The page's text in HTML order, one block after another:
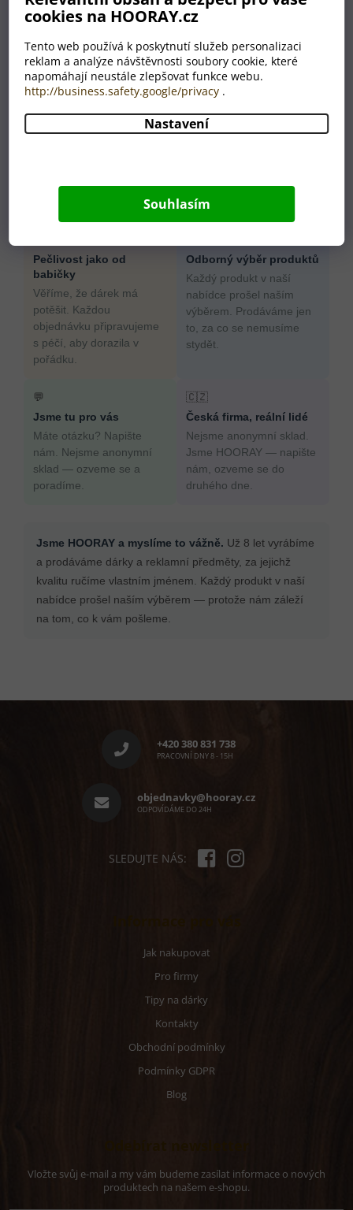
cookies na HOORAY.cz
Tento web používá k poskytnutí služeb personalizaci
reklam a analýze návštěvnosti soubory cookie, které
napomáhají neustále zlepšovat funkce webu.
http://business.safety.google/privacy .
Nastavení
Souhlasím
Materiály
Recyklovaná bavlna,
Rozměr
650×900 mm
Materiál 1 váha
180 g/m2
Hmotnost
110 g
Barva
přírodní
Země původu
CN
Proč nakoupit u HOORAY?
Pečlivost jako od
babičky
Věříme, že dárek má
potěšit. Každou
objednávku připravujeme
s péčí, aby dorazila v
pořádku.
Odborný výběr produktů
Každý produkt v naší
nabídce prošel naším
výběrem. Prodáváme jen
to, za co se nemusíme
stydět.
💬
Jsme tu pro vás
Máte otázku? Napište
nám. Nejsme anonymní
sklad — ozveme se a
poradíme.
🇨🇿
Česká firma, reální lidé
Nejsme anonymní sklad.
Jsme HOORAY — napište
nám, ozveme se do
druhého dne.
Jsme HOORAY a myslíme to vážně. Už 8 let vyrábíme
a prodáváme dárky a reklamní předměty, za jejichž
kvalitu ručíme vlastním jménem. Každý produkt v naší
nabídce prošel naším výběrem — protože nám záleží
na tom, co k vám pošleme.
+420 380 831 738
PRACOVNÍ DNY 8 - 15H
objednavky@hooray.cz
ODPOVÍDÁME DO 24H
SLEDUJTE NÁS:
Jak nakupovat
Pro firmy
Tipy na dárky
Kontakty
Obchodní podmínky
Podmínky GDPR
Blog
Vložte svůj e-mail a my vám budeme zasílat informace o nových
produktech na našem e-shopu.